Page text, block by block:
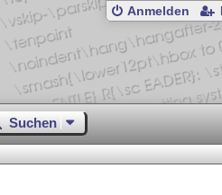
Anmelden
Suchen